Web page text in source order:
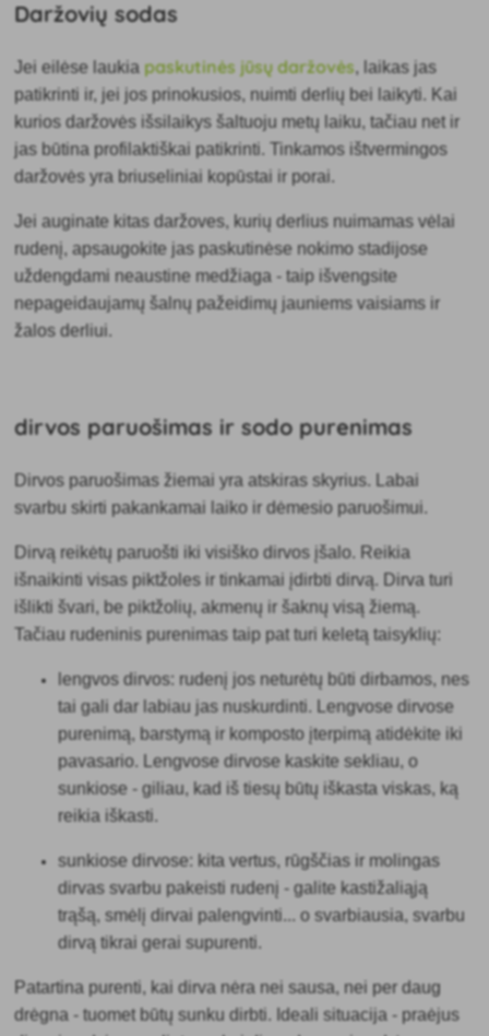
Daržovių sodas
Jei eilėse laukiapaskutinės jūsų daržovės, laikas jas
patikrinti ir, jei jos prinokusios, nuimti derlių bei laikyti. Kai
kurios daržovės išsilaikys šaltuoju metų laiku, tačiau net ir
jas būtina profilaktiškai patikrinti. Tinkamos ištvermingos
daržovės yra briuseliniai kopūstai ir porai.
Jei auginate kitas daržoves, kurių derlius nuimamas vėlai
rudenį, apsaugokite jas paskutinėse nokimo stadijose
uždengdami neaustine medžiaga - taip išvengsite
nepageidaujamų šalnų pažeidimų jauniems vaisiams ir
žalos derliui.
dirvos paruošimas ir sodo purenimas
Dirvos paruošimas žiemai yra atskiras skyrius. Labai
svarbu skirti pakankamai laiko ir dėmesio paruošimui.
Dirvą reikėtų paruošti iki visiško dirvos įšalo. Reikia
išnaikinti visas piktžoles ir tinkamai įdirbti dirvą. Dirva turi
išlikti švari, be piktžolių, akmenų ir šaknų visą žiemą.
Tačiau rudeninis purenimas taip pat turi keletą taisyklių:
lengvos dirvos: rudenį jos neturėtų būti dirbamos, nes
tai gali dar labiau jas nuskurdinti. Lengvose dirvose
purenimą, barstymą ir komposto įterpimą atidėkite iki
pavasario. Lengvose dirvose kaskite sekliau, o
sunkiose - giliau, kad iš tiesų būtų iškasta viskas, ką
reikia iškasti.
sunkiose dirvose: kita vertus, rūgščias ir molingas
dirvas svarbu pakeisti rudenį - galite kastižaliąją
trąšą, smėlį dirvai palengvinti... o svarbiausia, svarbu
dirvą tikrai gerai supurenti.
Patartina purenti, kaidirva nėra nei sausa, nei per daug
drėgna - tuomet būtų sunku dirbti. Ideali situacija - praėjus